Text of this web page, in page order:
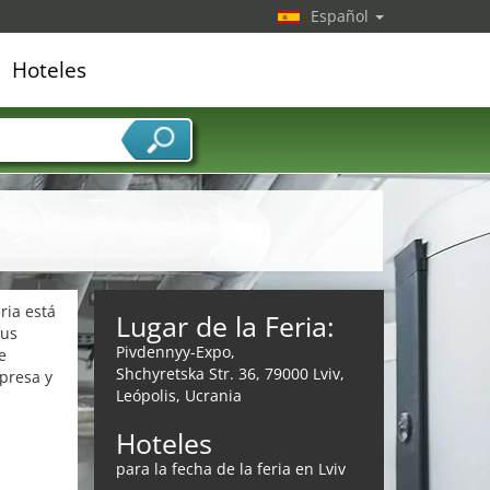
está
y
Lugar de la Feria:
Pivdennyy-Expo,
Shchyretska Str. 36, 79000 Lviv,
Leópolis, Ucrania
Hoteles
para la fecha de la feria en Lviv
Español
Hoteles
de servicios